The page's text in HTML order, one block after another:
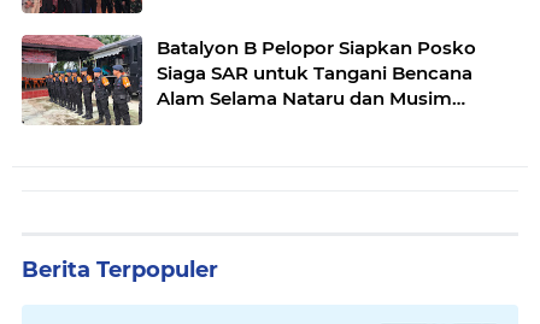
Batalyon B Pelopor Siapkan Posko
Siaga SAR untuk Tangani Bencana
Alam Selama Nataru dan Musim
Berita Terpopuler